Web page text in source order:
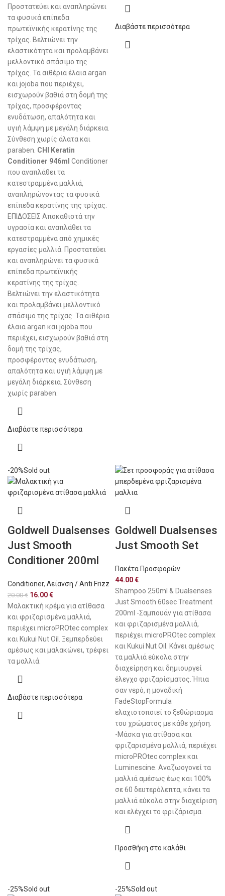
Προστατεύει και αναπληρώνει
τα φυσικά επίπεδα
πρωτεϊνικής κερατίνης της
τρίχας. Βελτιώνει την
ελαστικότητα και προλαμβάνει
μελλοντικό σπάσιμο της
τρίχας. Τα αιθέρια έλαια argan
και jojoba που περιέχει,
εισχωρούν βαθιά στη δομή της
τρίχας, προσφέροντας
ενυδάτωση, απαλότητα και
υγιή λάμψη με μεγάλη διάρκεια.
Σύνθεση χωρίς άλατα και
paraben. CHI Keratin
Conditioner 946ml Conditioner
που αναπλάθει τα
κατεστραμμένα μαλλιά,
αναπληρώνοντας τα φυσικά
επίπεδα κερατίνης της τρίχας.
ΕΠΙΔΟΣΕΙΣ Αποκαθιστά την
υγρασία και αναπλάθει τα
κατεστραμμένα από χημικές
εργασίες μαλλιά. Προστατεύει
και αναπληρώνει τα φυσικά
επίπεδα πρωτεϊνικής
κερατίνης της τρίχας.
Βελτιώνει την ελαστικότητα
και προλαμβάνει μελλοντικό
σπάσιμο της τρίχας. Τα αιθέρια
έλαια argan και jojoba που
περιέχει, εισχωρούν βαθιά στη
δομή της τρίχας,
προσφέροντας ενυδάτωση,
απαλότητα και υγιή λάμψη με
μεγάλη διάρκεια. Σύνθεση
χωρίς paraben.
Διαβάστε περισσότερα
Διαβάστε περισσότερα
-20%Sold out
Goldwell Dualsenses
Just Smooth
Conditioner 200ml
Conditioner, Λείανση / Anti Frizz
20.00€ 16.00€
Μαλακτική κρέμα για ατίθασα
και φριζαρισμένα μαλλιά,
περιέχει microPROtec complex
και Kukui Nut Oil. Ξεμπερδεύει
αμέσως και μαλακώνει, τρέφει
τα μαλλιά.
Διαβάστε περισσότερα
Goldwell Dualsenses
Just Smooth Set
Πακέτα Προσφορών
44.00€
Shampoo 250ml & Dualsenses
Just Smooth 60sec Treatment
200ml -Σαμπουάν για ατίθασα
και φριζαρισμένα μαλλιά,
περιέχει microPROtec complex
και Kukui Nut Oil. Κάνει αμέσως
τα μαλλιά εύκολα στην
διαχείρηση και δημιουργεί
έλεγχο φριζαρίσματος. Ήπια
σαν νερό, η μοναδική
FadeStopFormula
ελαχιστοποιεί το ξεθώριασμα
του χρώματος με κάθε χρήση.
-Μάσκα για ατίθασα και
φριζαρισμένα μαλλιά, περιέχει
microPROtec complex και
Luminescine. Αναζωογονεί τα
μαλλιά αμέσως έως και 100%
σε 60 δευτερόλεπτα, κάνει τα
μαλλιά εύκολα στην διαχείριση
και ελέγχει το φριζάρισμα.
Προσθήκη στο καλάθι
-25%Sold out -25%Sold out